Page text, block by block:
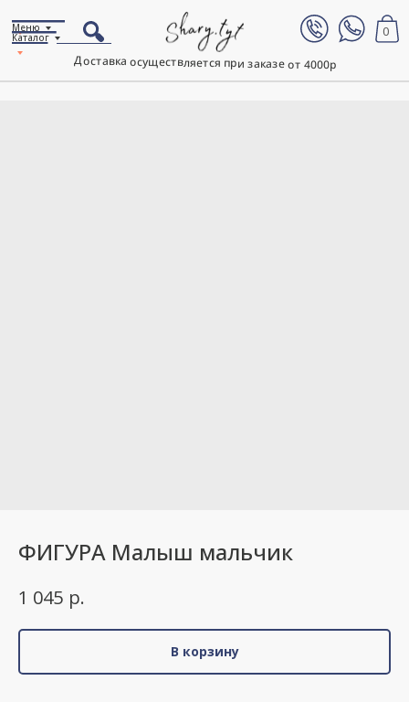
Доставка осуществляется при заказе от 4000р
0
Каталог
Меню
ФИГУРА Малыш мальчик
1 045 р.
В корзину